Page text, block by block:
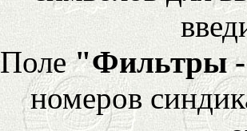
Поле"Фильтры -
номеров